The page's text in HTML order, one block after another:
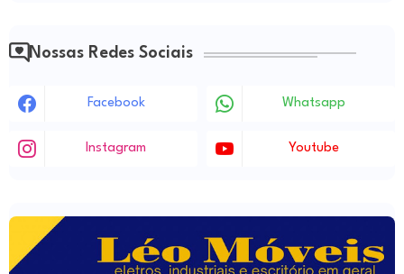
Nossas Redes Sociais
Facebook Whatsapp
Instagram Youtube